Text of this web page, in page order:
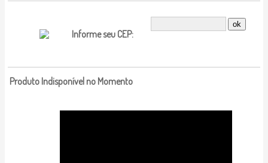
Informe seu CEP:
Produto Indisponível no Momento